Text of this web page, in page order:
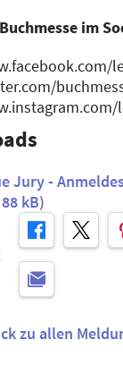
im
Jury -
kB)
zu allen